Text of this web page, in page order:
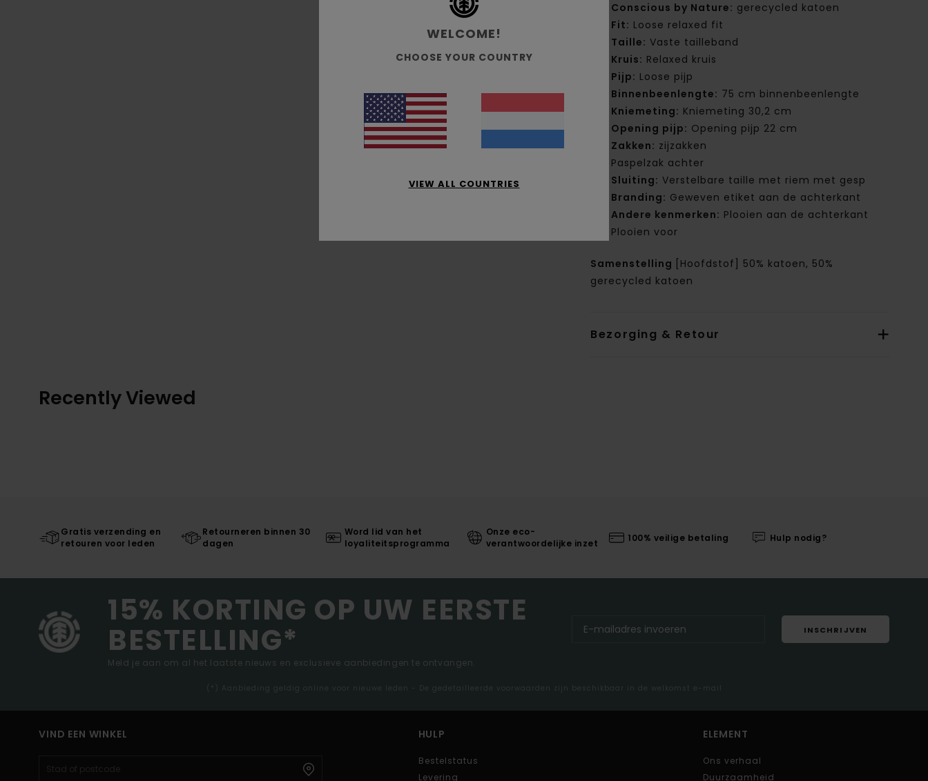
Conscious by Nature: gerecycled katoen
Fit: Loose relaxed fit
Taille: Vaste tailleband
Kruis: Relaxed kruis
Pijp: Loose pijp
Binnenbeenlengte: 75 cm binnenbeenlengte
Kniemeting: Kniemeting 30,2 cm
Opening pijp: Opening pijp 22 cm
Zakken: zijzakken
Paspelzak achter
Sluiting: Verstelbare taille met riem met gesp
Branding: Geweven etiket aan de achterkant
Andere kenmerken: Plooien aan de achterkant
Plooien voor
Samenstelling
[Hoofdstof] 50% katoen, 50%
gerecycled katoen
Bezorging & Retour
Recently Viewed
Gratis verzending en
retouren voor leden
Retourneren binnen 30
dagen
Word lid van het
loyaliteitsprogramma
Onze eco-
verantwoordelijke inzet
100% veilige betaling Hulp nodig?
15% KORTING OP UW EERSTE
BESTELLING*
Meld je aan om al het laatste nieuws en exclusieve aanbiedingen te ontvangen.
INSCHRIJVEN
(*) Aanbieding geldig online voor nieuwe leden - De gedetailleerde voorwaarden zijn beschikbaar in de welkomst e-mail
VIND EEN WINKEL HULP
Bestelstatus
Levering
ELEMENT
Ons verhaal
Duurzaamheid
WELCOME!
CHOOSE YOUR COUNTRY
VIEW ALL COUNTRIES